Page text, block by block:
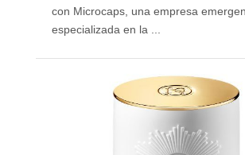
con Microcaps, una empresa
especializada en la ...